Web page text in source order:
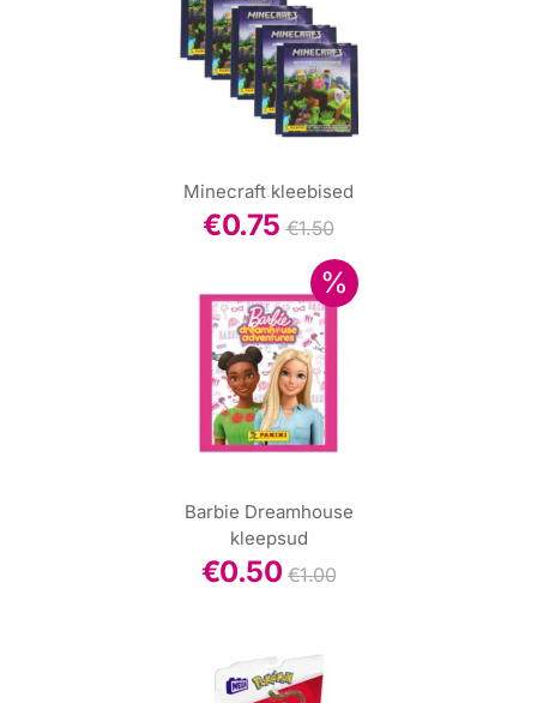
Minecraft kleebised
€0.75 €1.50
Barbie Dreamhouse
kleepsud
€0.50 €1.00